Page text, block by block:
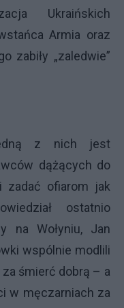
Ukraińskich
Armia oraz
zabiły „zaledwie”
z nich jest
dążących do
ofiarom jak
ostatnio
na Wołyniu, Jan
wspólnie modlili
śmierć dobrą – a
w męczarniach za